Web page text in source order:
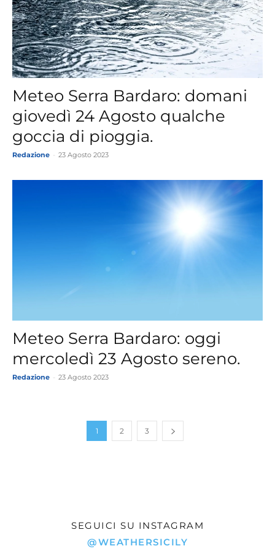
Meteo Serra Bardaro: domani
giovedì 24 Agosto qualche
goccia di pioggia.
Redazione 23 Agosto 2023
Meteo Serra Bardaro: oggi
mercoledì 23 Agosto sereno.
Redazione 23 Agosto 2023
1 2 3
SEGUICI SU INSTAGRAM
@WEATHERSICILY